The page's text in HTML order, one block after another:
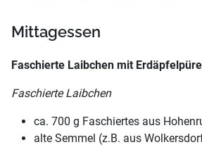
Mittagessen
Faschierte Laibchen mit
Faschierte Laibchen
ca. 700 g Faschiertes aus
alte Semmel (z.B. aus